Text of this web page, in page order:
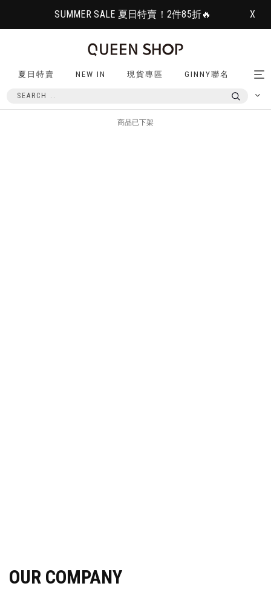
SUMMER SALE 夏日特賣！2件85折🔥 X
夏日特賣 NEW IN 現貨專區 GINNY聯名
商品已下架
OUR COMPANY